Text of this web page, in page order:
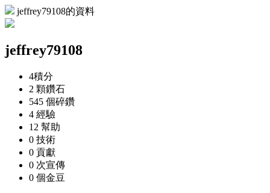
jeffrey79108的資料
jeffrey79108
4積分
2 顆鑽石
545 個碎鑽
4 經驗
12 幫助
0 技術
0 貢獻
0 次宣傳
0 個金豆